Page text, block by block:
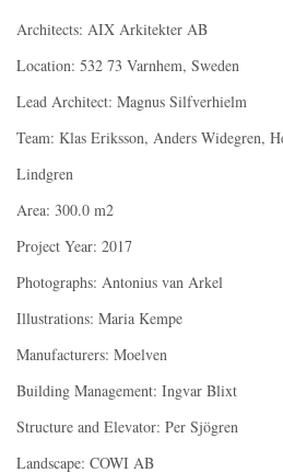
Architects: AIX Arkitekter AB
Location: 532 73 Varnhem, Sweden
Lead Architect: Magnus Silfverhielm
Team: Klas Eriksson, Anders Widegren,
Lindgren
Area: 300.0 m2
Project Year: 2017
Photographs: Antonius van Arkel
Illustrations: Maria Kempe
Manufacturers: Moelven
Building Management: Ingvar Blixt
Structure and Elevator: Per Sjögren
Landscape: COWI AB